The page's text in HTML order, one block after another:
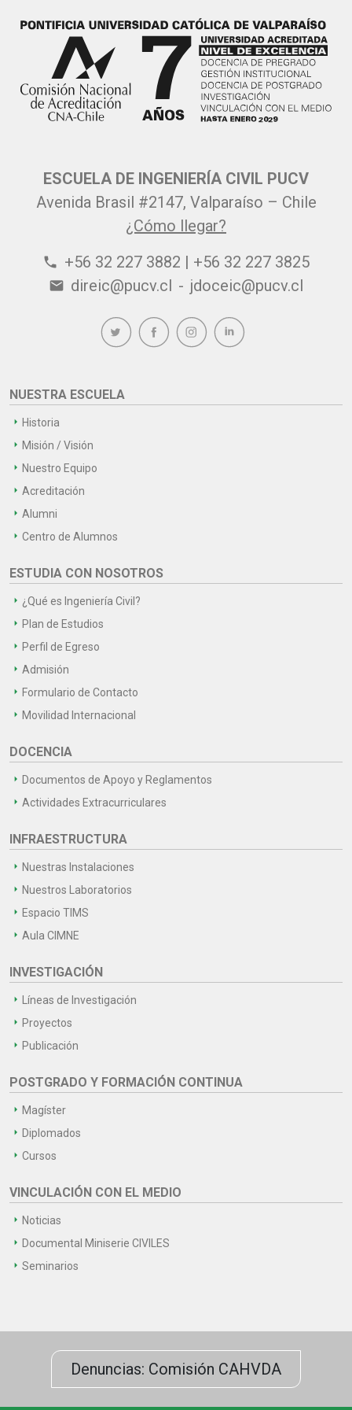
ESCUELA DE INGENIERÍA CIVIL PUCV
Avenida Brasil #2147, Valparaíso – Chile
¿Cómo llegar?
phone +56 32 227 3882 | +56 32 227 3825
email direic@pucv.cl - jdoceic@pucv.cl
NUESTRA ESCUELA
Historia
Misión / Visión
Nuestro Equipo
Acreditación
Alumni
Centro de Alumnos
ESTUDIA CON NOSOTROS
¿Qué es Ingeniería Civil?
Plan de Estudios
Perfil de Egreso
Admisión
Formulario de Contacto
Movilidad Internacional
DOCENCIA
Documentos de Apoyo y Reglamentos
Actividades Extracurriculares
INFRAESTRUCTURA
Nuestras Instalaciones
Nuestros Laboratorios
Espacio TIMS
Aula CIMNE
INVESTIGACIÓN
Líneas de Investigación
Proyectos
Publicación
POSTGRADO Y FORMACIÓN CONTINUA
Magíster
Diplomados
Cursos
VINCULACIÓN CON EL MEDIO
Noticias
Documental Miniserie CIVILES
Seminarios
Denuncias: Comisión CAHVDA